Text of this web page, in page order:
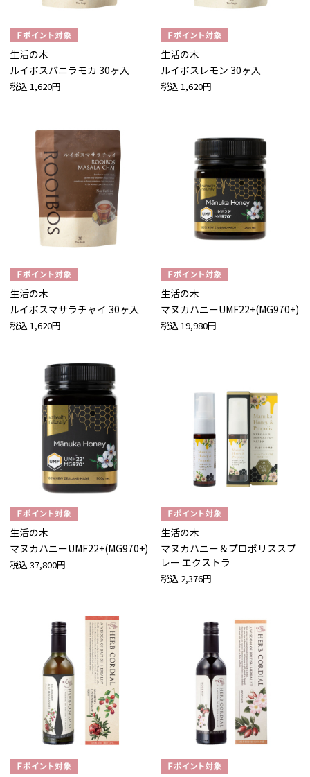
生活の木
ルイボスバニラモカ 30ヶ入
税込 1,620円
生活の木
ルイボスレモン 30ヶ入
税込 1,620円
生活の木
ルイボスマサラチャイ 30ヶ入
税込 1,620円
生活の木
マヌカハニーUMF22+(MG970+)
税込 19,980円
生活の木
マヌカハニーUMF22+(MG970+)
税込 37,800円
生活の木
マヌカハニー＆プロポリススプ
レー エクストラ
税込 2,376円